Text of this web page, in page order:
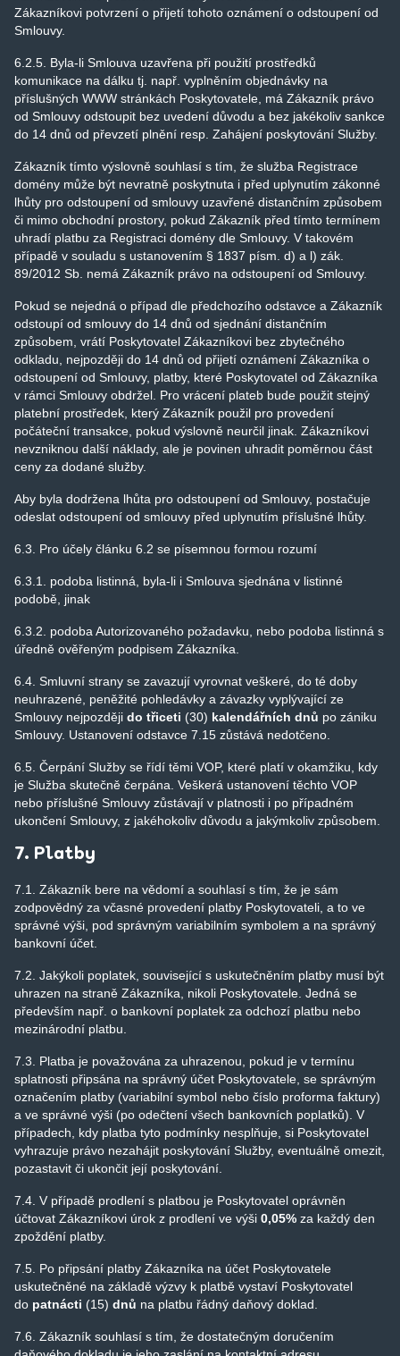
Zákazníkovi potvrzení o přijetí tohoto oznámení o odstoupení od
Smlouvy.
6.2.5. Byla-li Smlouva uzavřena při použití prostředků
komunikace na dálku tj. např. vyplněním objednávky na
příslušných WWW stránkách Poskytovatele, má Zákazník právo
od Smlouvy odstoupit bez uvedení důvodu a bez jakékoliv sankce
do 14 dnů od převzetí plnění resp. Zahájení poskytování Služby.
Zákazník tímto výslovně souhlasí s tím, že služba Registrace
domény může být nevratně poskytnuta i před uplynutím zákonné
lhůty pro odstoupení od smlouvy uzavřené distančním způsobem
či mimo obchodní prostory, pokud Zákazník před tímto termínem
uhradí platbu za Registraci domény dle Smlouvy. V takovém
případě v souladu s ustanovením § 1837 písm. d) a l) zák.
89/2012 Sb. nemá Zákazník právo na odstoupení od Smlouvy.
Pokud se nejedná o případ dle předchozího odstavce a Zákazník
odstoupí od smlouvy do 14 dnů od sjednání distančním
způsobem, vrátí Poskytovatel Zákazníkovi bez zbytečného
odkladu, nejpozději do 14 dnů od přijetí oznámení Zákazníka o
odstoupení od Smlouvy, platby, které Poskytovatel od Zákazníka
v rámci Smlouvy obdržel. Pro vrácení plateb bude použit stejný
platební prostředek, který Zákazník použil pro provedení
počáteční transakce, pokud výslovně neurčil jinak. Zákazníkovi
nevzniknou další náklady, ale je povinen uhradit poměrnou část
ceny za dodané služby.
Aby byla dodržena lhůta pro odstoupení od Smlouvy, postačuje
odeslat odstoupení od smlouvy před uplynutím příslušné lhůty.
6.3. Pro účely článku 6.2 se písemnou formou rozumí
6.3.1. podoba listinná, byla-li i Smlouva sjednána v listinné
podobě, jinak
6.3.2. podoba Autorizovaného požadavku, nebo podoba listinná s
úředně ověřeným podpisem Zákazníka.
6.4. Smluvní strany se zavazují vyrovnat veškeré, do té doby
neuhrazené, peněžité pohledávky a závazky vyplývající ze
Smlouvy nejpozději do třiceti (30) kalendářních dnů po zániku
Smlouvy. Ustanovení odstavce 7.15 zůstává nedotčeno.
6.5. Čerpání Služby se řídí těmi VOP, které platí v okamžiku, kdy
je Služba skutečně čerpána. Veškerá ustanovení těchto VOP
nebo příslušné Smlouvy zůstávají v platnosti i po případném
ukončení Smlouvy, z jakéhokoliv důvodu a jakýmkoliv způsobem.
7. Platby
7.1. Zákazník bere na vědomí a souhlasí s tím, že je sám
zodpovědný za včasné provedení platby Poskytovateli, a to ve
správné výši, pod správným variabilním symbolem a na správný
bankovní účet.
7.2. Jakýkoli poplatek, související s uskutečněním platby musí být
uhrazen na straně Zákazníka, nikoli Poskytovatele. Jedná se
především např. o bankovní poplatek za odchozí platbu nebo
mezinárodní platbu.
7.3. Platba je považována za uhrazenou, pokud je v termínu
splatnosti připsána na správný účet Poskytovatele, se správným
označením platby (variabilní symbol nebo číslo proforma faktury)
a ve správné výši (po odečtení všech bankovních poplatků). V
případech, kdy platba tyto podmínky nesplňuje, si Poskytovatel
vyhrazuje právo nezahájit poskytování Služby, eventuálně omezit,
pozastavit či ukončit její poskytování.
7.4. V případě prodlení s platbou je Poskytovatel oprávněn
účtovat Zákazníkovi úrok z prodlení ve výši 0,05% za každý den
zpoždění platby.
7.5. Po připsání platby Zákazníka na účet Poskytovatele
uskutečněné na základě výzvy k platbě vystaví Poskytovatel
do patnácti (15) dnů na platbu řádný daňový doklad.
7.6. Zákazník souhlasí s tím, že dostatečným doručením